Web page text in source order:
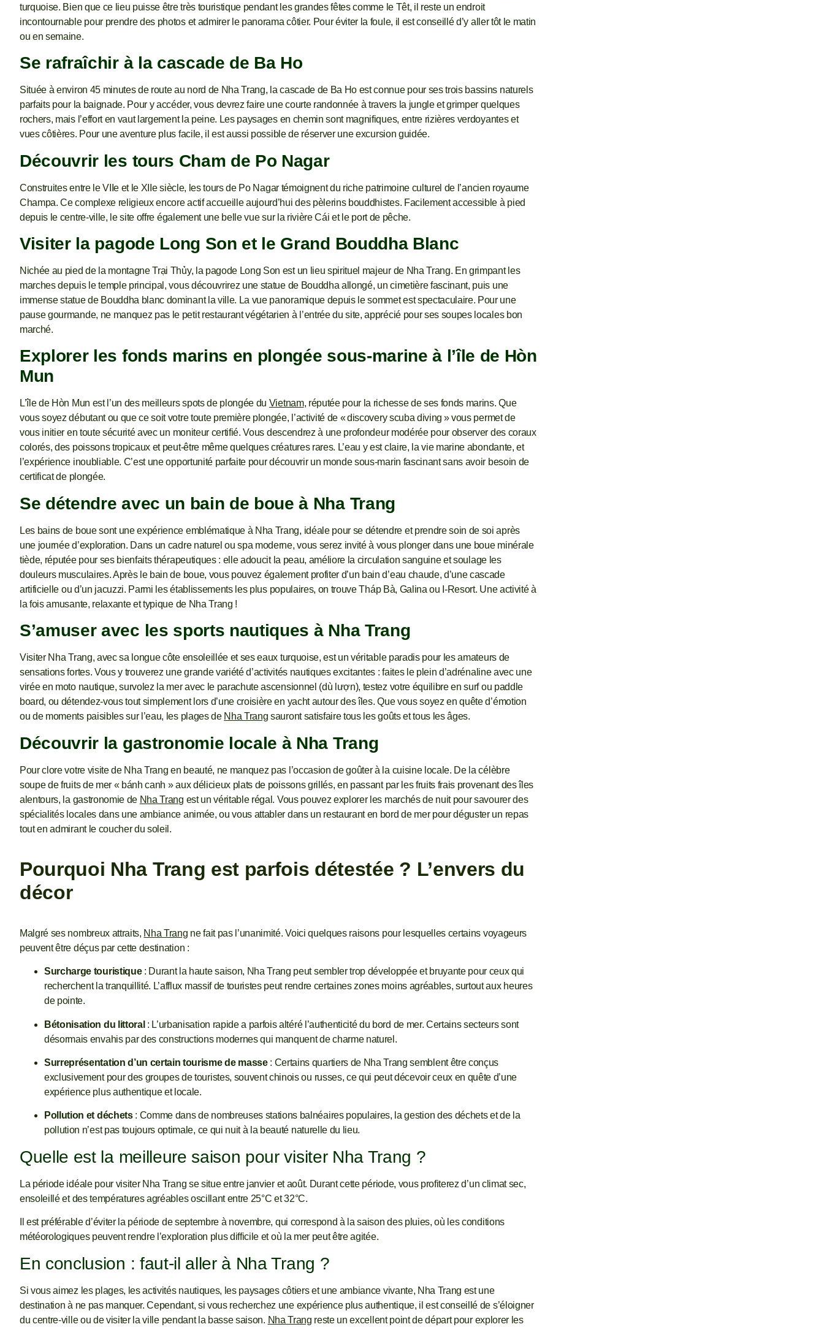
turquoise. Bien que ce lieu puisse être très touristique pendant les grandes fêtes comme le Têt, il reste un endroit
incontournable pour prendre des photos et admirer le panorama côtier. Pour éviter la foule, il est conseillé d’y aller tôt le matin
ou en semaine.
Se rafraîchir à la cascade de Ba Ho
Située à environ 45 minutes de route au nord de Nha Trang, la cascade de Ba Ho est connue pour ses trois bassins naturels
parfaits pour la baignade. Pour y accéder, vous devrez faire une courte randonnée à travers la jungle et grimper quelques
rochers, mais l’effort en vaut largement la peine. Les paysages en chemin sont magnifiques, entre rizières verdoyantes et
vues côtières. Pour une aventure plus facile, il est aussi possible de réserver une excursion guidée.
Découvrir les tours Cham de Po Nagar
Construites entre le VIIe et le XIIe siècle, les tours de Po Nagar témoignent du riche patrimoine culturel de l’ancien royaume
Champa. Ce complexe religieux encore actif accueille aujourd’hui des pèlerins bouddhistes. Facilement accessible à pied
depuis le centre-ville, le site offre également une belle vue sur la rivière Cái et le port de pêche.
Visiter la pagode Long Son et le Grand Bouddha Blanc
Nichée au pied de la montagne Trại Thủy, la pagode Long Son est un lieu spirituel majeur de Nha Trang. En grimpant les
marches depuis le temple principal, vous découvrirez une statue de Bouddha allongé, un cimetière fascinant, puis une
immense statue de Bouddha blanc dominant la ville. La vue panoramique depuis le sommet est spectaculaire. Pour une
pause gourmande, ne manquez pas le petit restaurant végétarien à l’entrée du site, apprécié pour ses soupes locales bon
marché.
Explorer les fonds marins en plongée sous-marine à l’île de Hòn
Mun
L’île de Hòn Mun est l’un des meilleurs spots de plongée du Vietnam, réputée pour la richesse de ses fonds marins. Que
vous soyez débutant ou que ce soit votre toute première plongée, l’activité de « discovery scuba diving » vous permet de
vous initier en toute sécurité avec un moniteur certifié. Vous descendrez à une profondeur modérée pour observer des coraux
colorés, des poissons tropicaux et peut-être même quelques créatures rares. L’eau y est claire, la vie marine abondante, et
l’expérience inoubliable. C’est une opportunité parfaite pour découvrir un monde sous-marin fascinant sans avoir besoin de
certificat de plongée.
Se détendre avec un bain de boue à Nha Trang
Les bains de boue sont une expérience emblématique à Nha Trang, idéale pour se détendre et prendre soin de soi après
une journée d’exploration. Dans un cadre naturel ou spa moderne, vous serez invité à vous plonger dans une boue minérale
tiède, réputée pour ses bienfaits thérapeutiques : elle adoucit la peau, améliore la circulation sanguine et soulage les
douleurs musculaires. Après le bain de boue, vous pouvez également profiter d’un bain d’eau chaude, d’une cascade
artificielle ou d’un jacuzzi. Parmi les établissements les plus populaires, on trouve Tháp Bà, Galina ou I-Resort. Une activité à
la fois amusante, relaxante et typique de Nha Trang !
S’amuser avec les sports nautiques à Nha Trang
Visiter Nha Trang, avec sa longue côte ensoleillée et ses eaux turquoise, est un véritable paradis pour les amateurs de
sensations fortes. Vous y trouverez une grande variété d’activités nautiques excitantes : faites le plein d’adrénaline avec une
virée en moto nautique, survolez la mer avec le parachute ascensionnel (dù lượn), testez votre équilibre en surf ou paddle
board, ou détendez-vous tout simplement lors d’une croisière en yacht autour des îles. Que vous soyez en quête d’émotion
ou de moments paisibles sur l’eau, les plages de Nha Trang sauront satisfaire tous les goûts et tous les âges.
Découvrir la gastronomie locale à Nha Trang
Pour clore votre visite de Nha Trang en beauté, ne manquez pas l’occasion de goûter à la cuisine locale. De la célèbre
soupe de fruits de mer « bánh canh » aux délicieux plats de poissons grillés, en passant par les fruits frais provenant des îles
alentours, la gastronomie de Nha Trang est un véritable régal. Vous pouvez explorer les marchés de nuit pour savourer des
spécialités locales dans une ambiance animée, ou vous attabler dans un restaurant en bord de mer pour déguster un repas
tout en admirant le coucher du soleil.
Pourquoi Nha Trang est parfois détestée ? L’envers du
décor
Malgré ses nombreux attraits, Nha Trang ne fait pas l’unanimité. Voici quelques raisons pour lesquelles certains voyageurs
peuvent être déçus par cette destination :
Surcharge touristique: Durant la haute saison, Nha Trang peut sembler trop développée et bruyante pour ceux qui
recherchent la tranquillité. L’afflux massif de touristes peut rendre certaines zones moins agréables, surtout aux heures
de pointe.
Bétonisation du littoral : L’urbanisation rapide a parfois altéré l’authenticité du bord de mer. Certains secteurs sont
désormais envahis par des constructions modernes qui manquent de charme naturel.
Surreprésentation d’un certain tourisme de masse: Certains quartiers de Nha Trang semblent être conçus
exclusivement pour des groupes de touristes, souvent chinois ou russes, ce qui peut décevoir ceux en quête d’une
expérience plus authentique et locale.
Pollution et déchets: Comme dans de nombreuses stations balnéaires populaires, la gestion des déchets et de la
pollution n’est pas toujours optimale, ce qui nuit à la beauté naturelle du lieu.
Quelle est la meilleure saison pour visiter Nha Trang ?
La période idéale pour visiter Nha Trang se situe entre janvier et août. Durant cette période, vous profiterez d’un climat sec,
ensoleillé et des températures agréables oscillant entre 25°C et 32°C.
Il est préférable d’éviter la période de septembre à novembre, qui correspond à la saison des pluies, où les conditions
météorologiques peuvent rendre l’exploration plus difficile et où la mer peut être agitée.
En conclusion : faut-il aller à Nha Trang ?
Si vous aimez les plages, les activités nautiques, les paysages côtiers et une ambiance vivante, Nha Trang est une
destination à ne pas manquer. Cependant, si vous recherchez une expérience plus authentique, il est conseillé de s’éloigner
du centre-ville ou de visiter la ville pendant la basse saison. Nha Trang reste un excellent point de départ pour explorer les